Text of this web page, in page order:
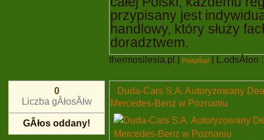
przypisany jest
handlowy, który służy
doradztwem.
thermosilesia.pl PodglÂąd | L.odsÂłon
0
Liczba gÂłosĂłw
GÂłos oddany!
Duda-Cars S.A. Autoryzowany
Mercedes-Benz w Poznaniu